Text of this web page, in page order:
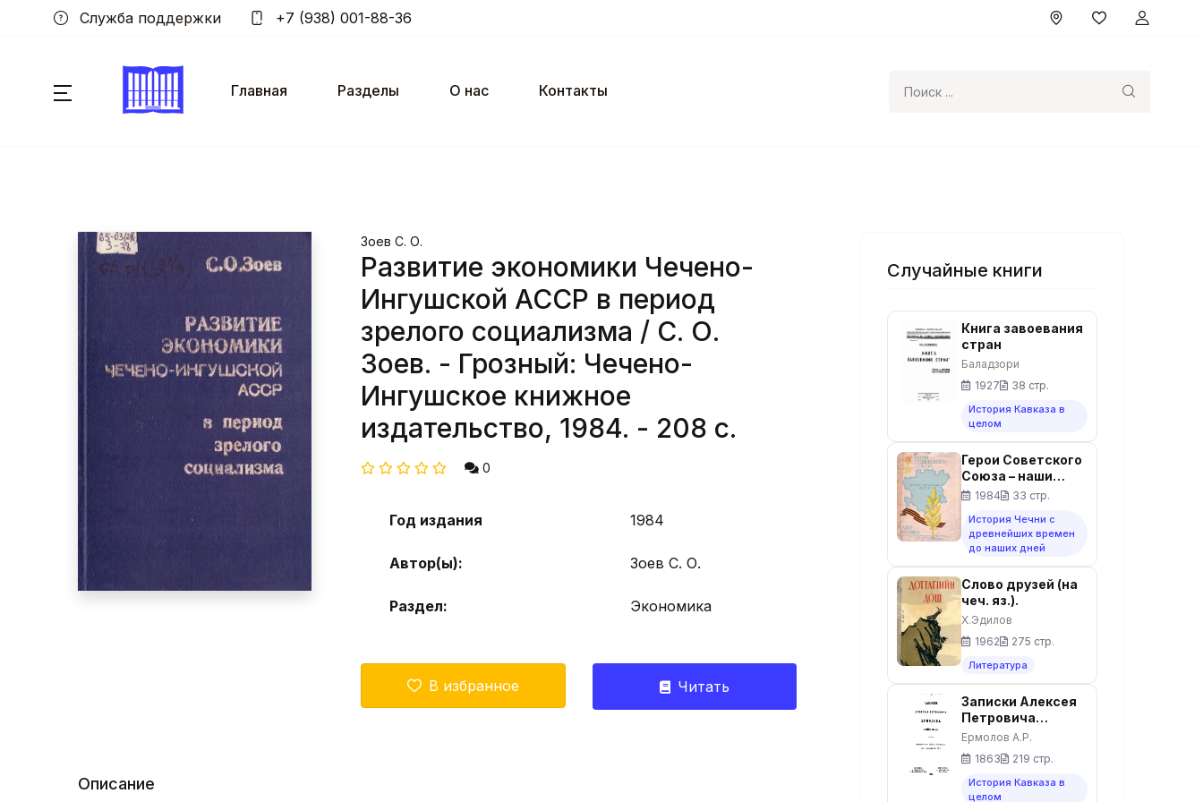
Служба поддержки +7 (938) 001-88-36
Главная Разделы О нас
Контакты
Зоев С. О.
Развитие экономики Чечено-
Ингушской АССР в период
зрелого социализма / С. О.
Зоев. - Грозный: Чечено-
Ингушское книжное
издательство, 1984. - 208 с.
0
Год издания 1984
Автор(ы): Зоев С. О.
Раздел: Экономика
В избранное Читать
Описание
Случайные книги
Книга завоевания
стран
Баладзори
1927
38 стр.
История Кавказа в
целом
Герои Советского
Союза – наши
земляки.
Чечено-
Ингушского
обкома КПСС
1984 33 стр.
История Чечни с
древнейших времен
до наших дней
Слово друзей (на
чеч. яз.).
Х.Эдилов
1962
275 стр.
Литература
Записки Алексея
Петровича
Ермолова о войне
1812 года
Ермолов А.Р.
1863
219 стр.
История Кавказа в
целом